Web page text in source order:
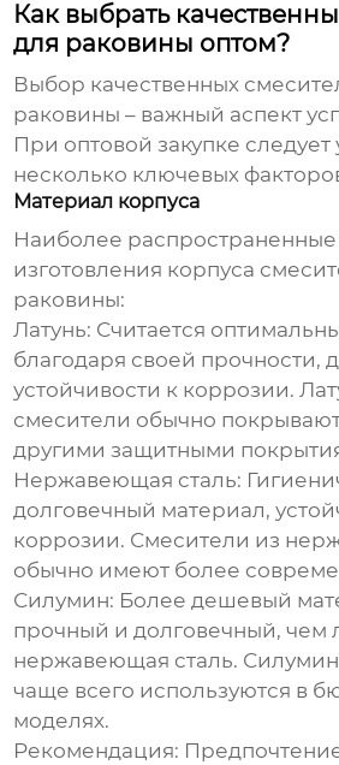
Как выбрать
для раковины оптом?
Выбор качественных
раковины – важный аспект
При оптовой закупке следует
несколько ключевых
Материал корпуса
Наиболее
изготовления корпуса
раковины:
Латунь: Считается
благодаря своей прочности,
устойчивости к коррозии.
смесители обычно
другими защитными
Нержавеющая сталь:
долговечный материал,
коррозии. Смесители из
обычно имеют более
Силумин: Более дешевый
прочный и долговечный, чем
нержавеющая сталь.
чаще всего используются в
моделях.
Рекомендация: